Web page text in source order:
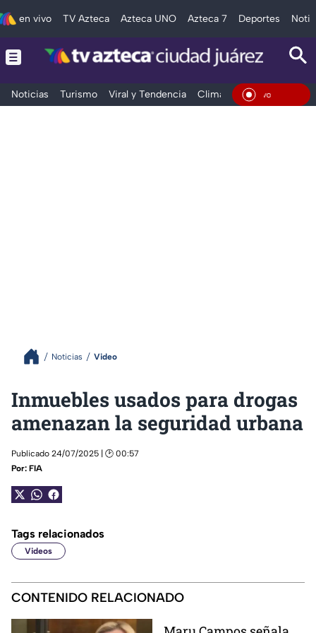
en vivo TV Azteca Azteca UNO Azteca 7 Deportes
Noticias Turismo Viral y Tendencia Clima Deportes En
Noticias Video
Inmuebles usados para drogas
amenazan la seguridad urbana
Publicado 24/07/2025 | 🕑 00:57
Por: FIA
Tags relacionados
Videos
CONTENIDO RELACIONADO